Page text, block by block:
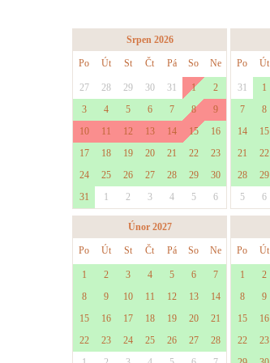
Srpen 2026
Po Út St Čt Pá So Ne
27 28 29 30 31 1
2
3
4 5 6 7 8
9
10
11 12 13 14 15
16
17
18 19 20 21 22
23
24
25 26 27 28 29
30
31
1 2 3 4 5 6
Po Út
31 1
7
8
14
15
21
22
28
29
5
6
Únor 2027
Po Út St Čt Pá So Ne
1 2 3 4 5 6
7
8
9 10 11 12 13
14
15
16 17 18 19 20
21
22
23 24 25 26 27
28
Po Út
1 2
8
9
15
16
22
23